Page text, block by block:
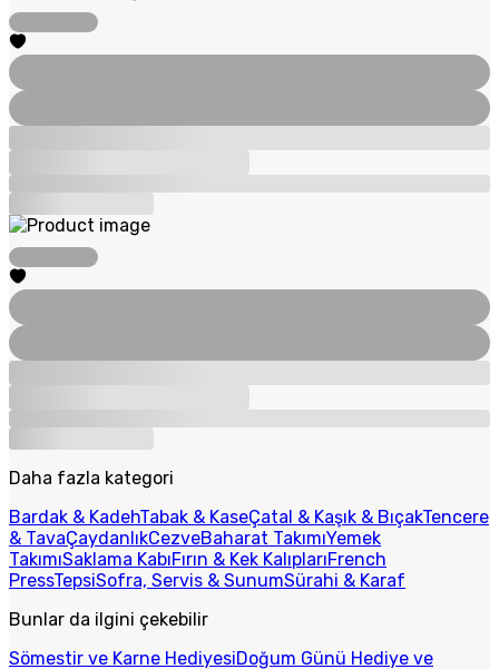
Daha fazla kategori
Bardak & KadehTabak & KaseÇatal & Kaşık & BıçakTencere
& TavaÇaydanlıkCezveBaharat TakımıYemek
TakımıSaklama KabıFırın & Kek KalıplarıFrench
PressTepsiSofra, Servis & SunumSürahi & Karaf
Bunlar da ilgini çekebilir
Sömestir ve Karne HediyesiDoğum Günü Hediye ve